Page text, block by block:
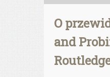
O
and